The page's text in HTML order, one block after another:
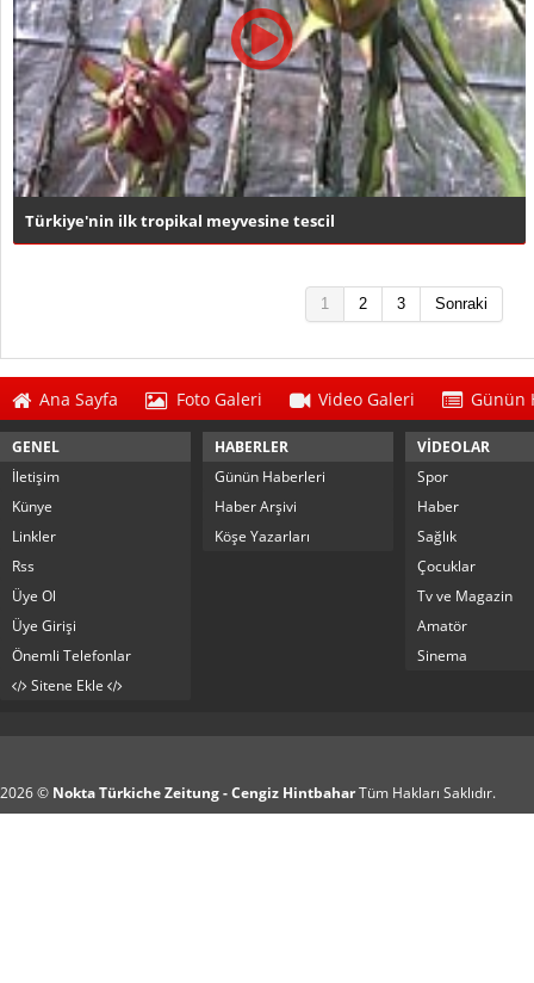
Türkiye'nin ilk tropikal meyvesine tescil
1 2 3 Sonraki
Ana Sayfa Foto Galeri Video Galeri Günün
GENEL
İletişim
Künye
Linkler
Rss
Üye Ol
Üye Girişi
Önemli Telefonlar
Sitene Ekle
HABERLER
Günün Haberleri
Haber Arşivi
Köşe Yazarları
VİDEOLAR
Spor
Haber
Sağlık
Çocuklar
Tv ve Magazin
Amatör
Sinema
2026 © Nokta Türkiche Zeitung - Cengiz HintbaharTüm Hakları Saklıdır.